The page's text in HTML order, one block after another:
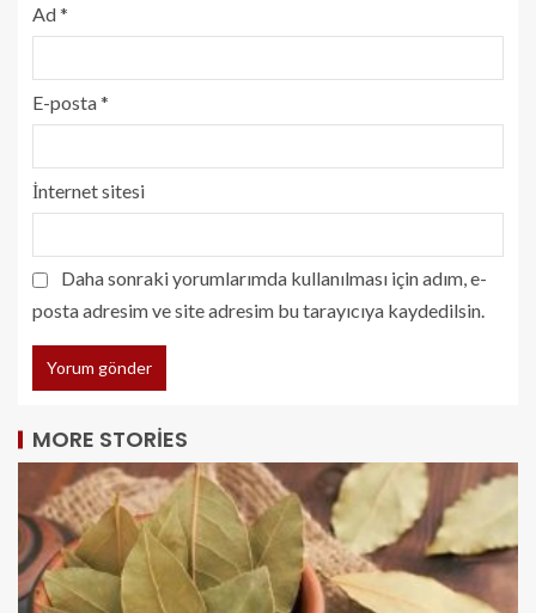
Ad*
E-posta*
İnternet sitesi
Daha sonraki yorumlarımda kullanılması için adım, e-
posta adresim ve site adresim bu tarayıcıya kaydedilsin.
MORE STORIES